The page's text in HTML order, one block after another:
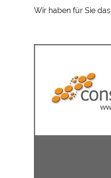
Wir haben für Sie das